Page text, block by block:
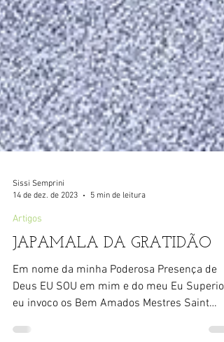
14 de dez. de 2023
5 min de leitura
Artigos
JAPAMALA DA GRATIDÃO
Deus EU SOU em mim e do meu Eu Superior,